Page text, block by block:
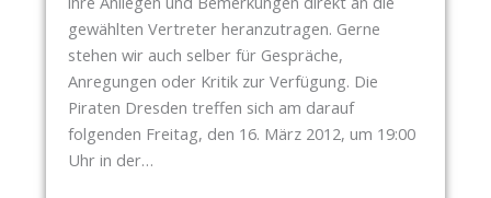
0
E
W
O
N
N
E
gewählten Vertreter heranzutragen. Gerne
stehen wir auch selber für Gespräche,
Anregungen oder Kritik zur Verfügung. Die
Piraten Dresden treffen sich am darauf
folgenden Freitag, den 16. März 2012, um 19:00
Uhr in der…